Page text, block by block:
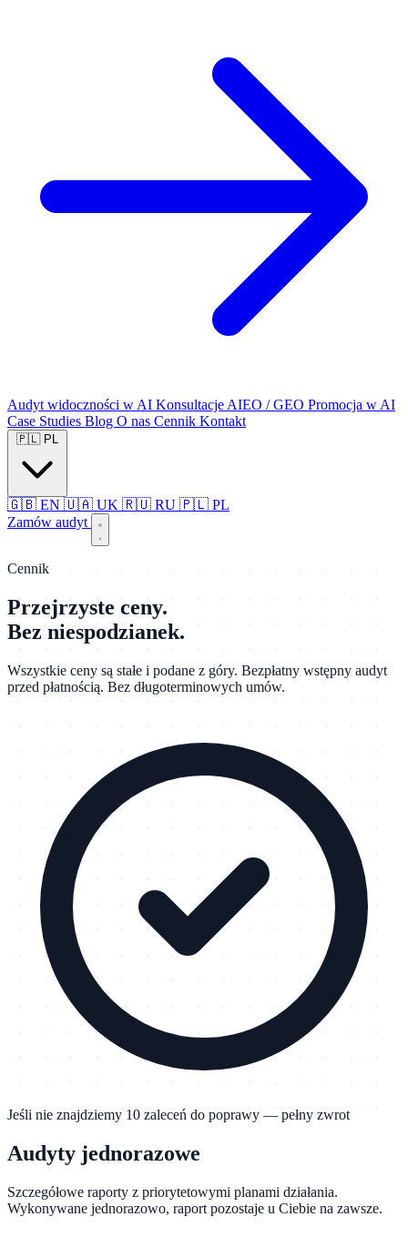
Audyt widoczności w AI Konsultacje AIEO / GEO Promocja w AI
Case Studies Blog O nas Cennik Kontakt
🇵🇱 PL
🇬🇧 EN 🇺🇦 UK 🇷🇺 RU 🇵🇱 PL
Zamów audyt
Cennik
Przejrzyste ceny.
Bez niespodzianek.
Wszystkie ceny są stałe i podane z góry. Bezpłatny wstępny audyt
przed płatnością. Bez długoterminowych umów.
Jeśli nie znajdziemy 10 zaleceń do poprawy — pełny zwrot
Audyty jednorazowe
Szczegółowe raporty z priorytetowymi planami działania.
Wykonywane jednorazowo, raport pozostaje u Ciebie na zawsze.